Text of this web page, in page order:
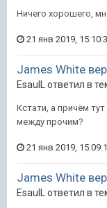
Ничего хорошего,
21 янв 2019,
James White
EsaulL ответил в
Кстати, а причём
между прочим?
21 янв 2019,
James White
EsaulL ответил в